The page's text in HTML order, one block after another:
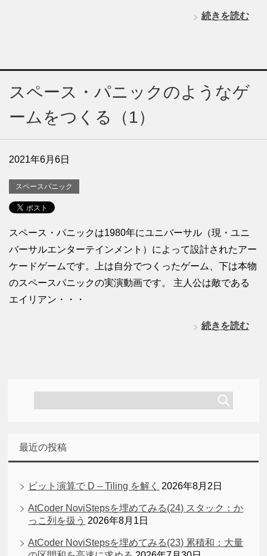
続きを読む
スペース・パニックのようなゲ
ームをつくる（1）
2021年6月6日
スペースパニック
スペース・パニックは1980年にユニバーサル（現・ユニ
バーサルエンターテインメント）によって設計されたアー
ケードゲームです。上は自分でつくったゲーム、下は本物
のスペースパニックの実演動画です。 主人公は敵である
エイリアン・・・
続きを読む
最近の投稿
ビット演算で D – Tiling を解く 2026年8月2日
AtCoder NoviStepsを埋めてみる(24) スタック：か
っこ列を扱う 2026年8月1日
AtCoder NoviStepsを埋めてみる(23) 累積和：大量